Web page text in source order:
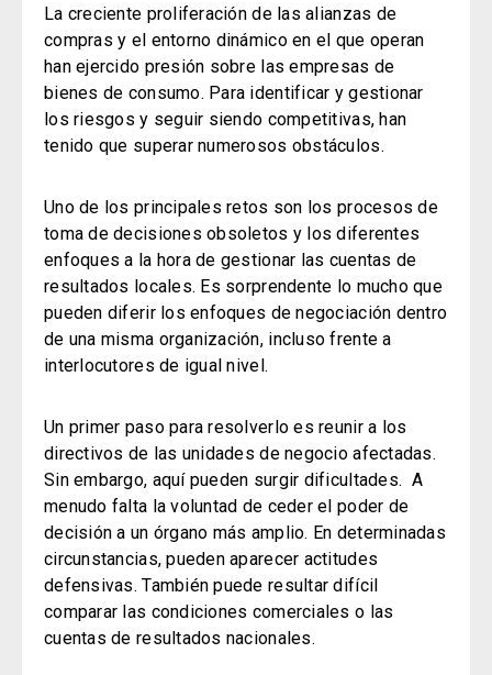
La creciente proliferación de las alianzas de
compras y el entorno dinámico en el que operan
han ejercido presión sobre las empresas de
bienes de consumo. Para identificar y gestionar
los riesgos y seguir siendo competitivas, han
tenido que superar numerosos obstáculos.
Uno de los principales retos son los procesos de
toma de decisiones obsoletos y los diferentes
enfoques a la hora de gestionar las cuentas de
resultados locales. Es sorprendente lo mucho que
pueden diferir los enfoques de negociación dentro
de una misma organización, incluso frente a
interlocutores de igual nivel.
Un primer paso para resolverlo es reunir a los
directivos de las unidades de negocio afectadas.
Sin embargo, aquí pueden surgir dificultades. A
menudo falta la voluntad de ceder el poder de
decisión a un órgano más amplio. En determinadas
circunstancias, pueden aparecer actitudes
defensivas. También puede resultar difícil
comparar las condiciones comerciales o las
cuentas de resultados nacionales.